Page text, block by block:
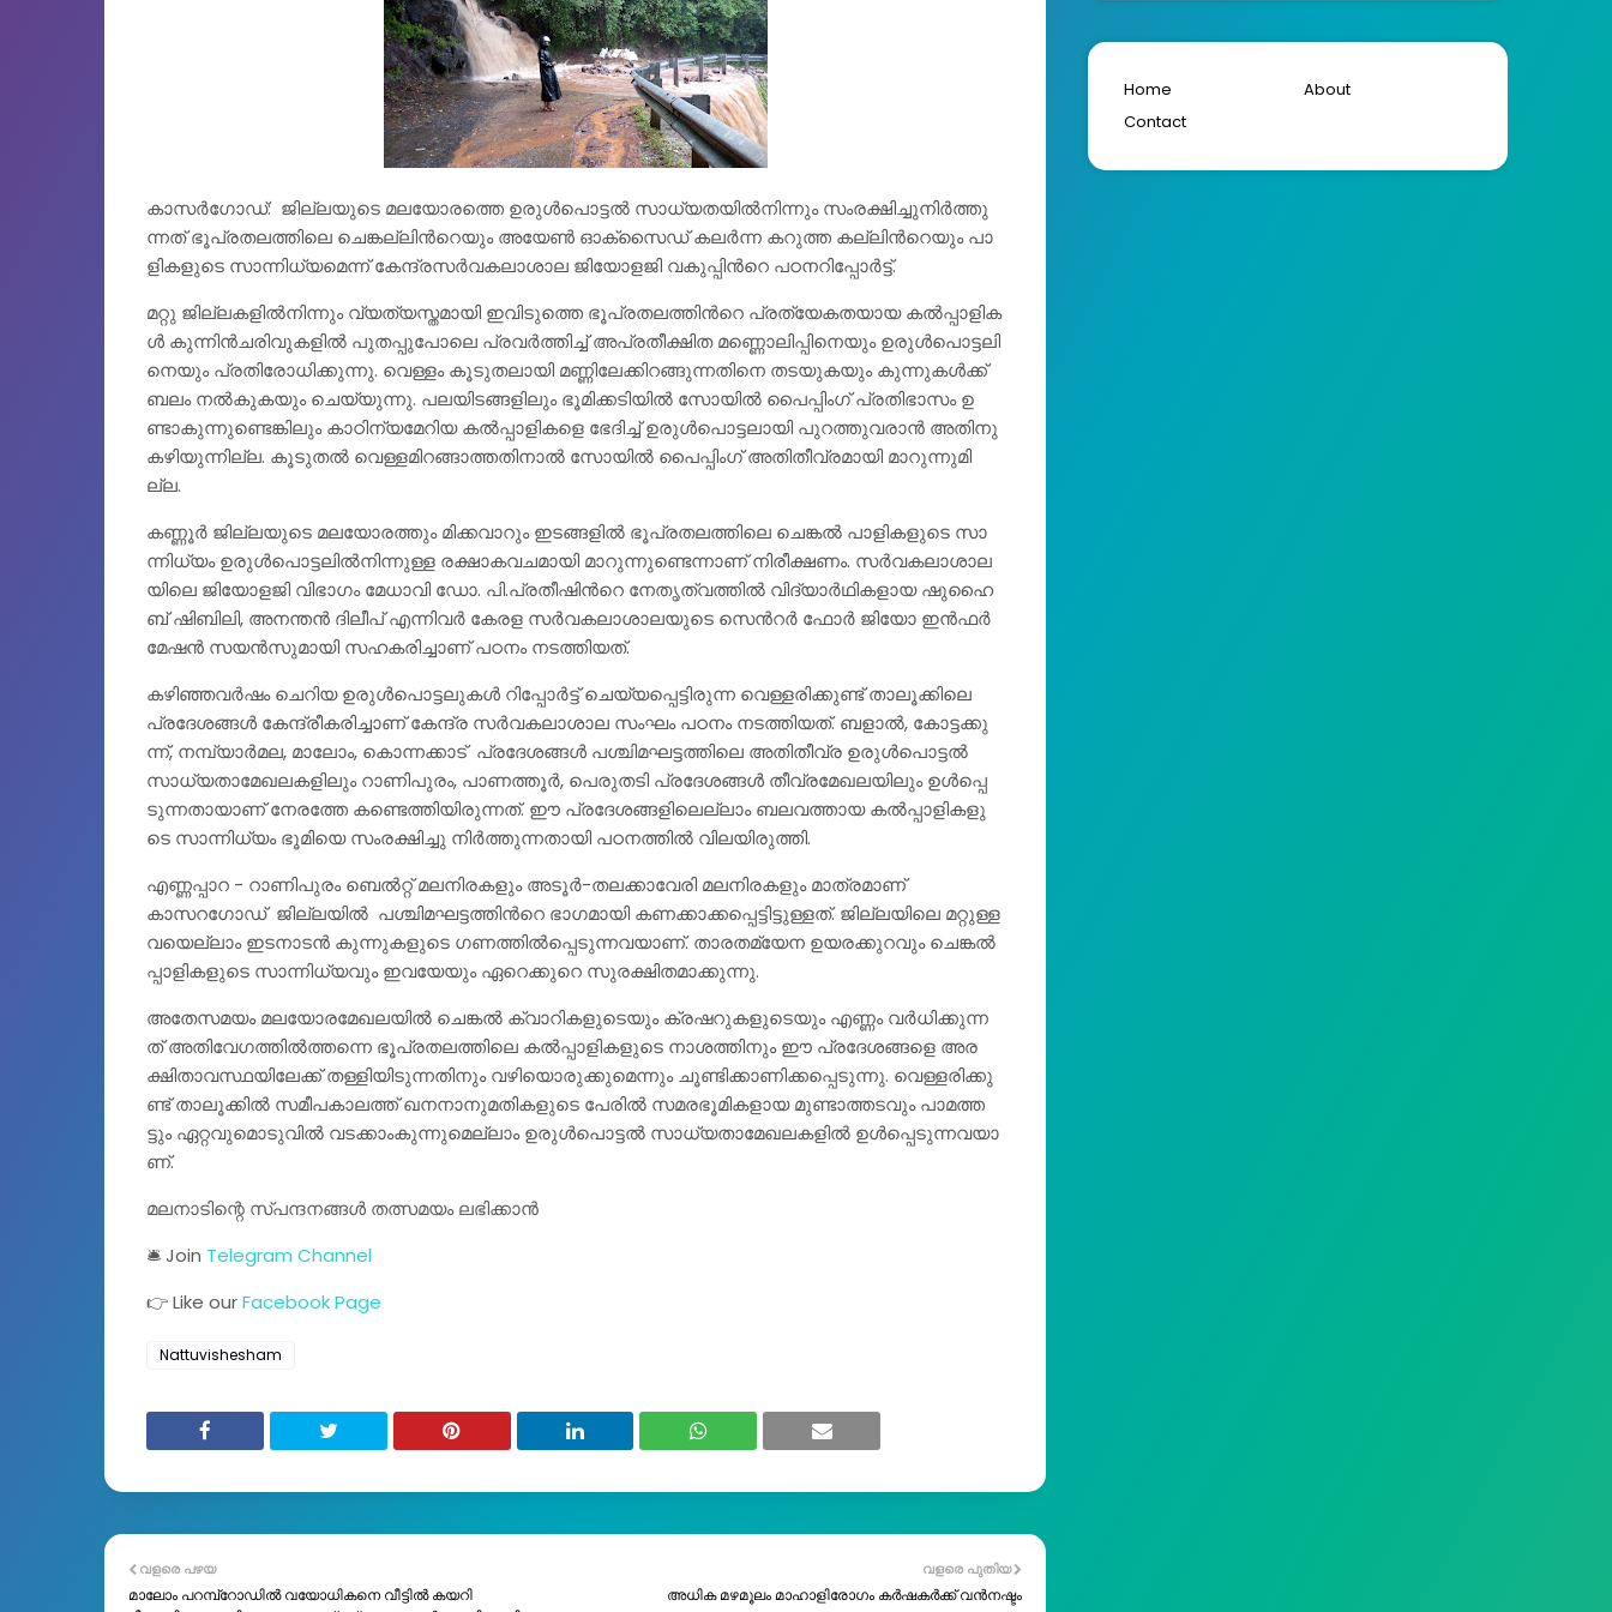
കാസർഗോഡ്: ജി​ല്ല​യു​ടെ മ​ല​യോ​ര​ത്തെ ഉ​രു​ള്‍​പൊ​ട്ട​ല്‍ സാ​ധ്യ​ത​യി​ല്‍​നി​ന്നും സം​ര​ക്ഷി​ച്ചു​നി​ര്‍​ത്തു​
ന്ന​ത് ഭൂ​പ്ര​ത​ല​ത്തി​ലെ ചെ​ങ്ക​ല്ലി​ന്‍റെ​യും അ​യേ​ണ്‍ ഓ​ക്‌​സൈ​ഡ് ക​ല​ര്‍​ന്ന ക​റു​ത്ത ക​ല്ലി​ന്‍റെ​യും പാ​
ളി​ക​ളു​ടെ സാ​ന്നി​ധ്യ​മെ​ന്ന് കേ​ന്ദ്ര​സ​ര്‍​വ​ക​ലാ​ശാ​ല ജി​യോ​ള​ജി വ​കു​പ്പി​ന്‍റെ പ​ഠ​ന​റി​പ്പോ​ര്‍​ട്ട്.
മ​റ്റു ജി​ല്ല​ക​ളി​ല്‍​നി​ന്നും വ്യ​ത്യ​സ്ത​മാ​യി ഇ​വി​ടു​ത്തെ ഭൂ​പ്ര​ത​ല​ത്തി​ന്‍റെ പ്ര​ത്യേ​ക​ത​യാ​യ ക​ല്‍​പ്പാ​ളി​ക​
ള്‍ കു​ന്നി​ന്‍​ച​രി​വു​ക​ളി​ല്‍ പു​ത​പ്പു​പോ​ലെ പ്ര​വ​ര്‍​ത്തി​ച്ച് അ​പ്ര​തീ​ക്ഷി​ത മ​ണ്ണൊ​ലി​പ്പി​നെ​യും ഉ​രു​ള്‍​പൊ​ട്ട​ലി​
നെ​യും പ്ര​തി​രോ​ധി​ക്കു​ന്നു. വെ​ള്ളം കൂ​ടു​ത​ലാ​യി മ​ണ്ണി​ലേ​ക്കി​റ​ങ്ങു​ന്ന​തി​നെ ത​ട​യു​ക​യും കു​ന്നു​ക​ള്‍​ക്ക്
ബ​ലം ന​ല്‍​കു​ക​യും ചെ​യ്യു​ന്നു. പ​ല​യി​ട​ങ്ങ​ളി​ലും ഭൂ​മി​ക്ക​ടി​യി​ല്‍ സോ​യി​ല്‍ പൈ​പ്പിം​ഗ് പ്ര​തി​ഭാ​സം ഉ​
ണ്ടാ​കു​ന്നു​ണ്ടെ​ങ്കി​ലും കാ​ഠി​ന്യ​മേ​റി​യ ക​ല്‍​പ്പാ​ളി​ക​ളെ ഭേ​ദി​ച്ച് ഉ​രു​ള്‍​പൊ​ട്ട​ലാ​യി പു​റ​ത്തു​വ​രാ​ന്‍ അ​തി​നു
ക​ഴി​യു​ന്നി​ല്ല. കൂടു​ത​ല്‍ വെ​ള്ള​മി​റ​ങ്ങാ​ത്ത​തി​നാ​ല്‍ സോ​യി​ല്‍ പൈ​പ്പിം​ഗ് അ​തി​തീ​വ്ര​മാ​യി മാ​റു​ന്നു​മി​
ല്ല.
ക​ണ്ണൂ​ര്‍ ജി​ല്ല​യു​ടെ മ​ല​യോ​ര​ത്തും മി​ക്ക​വാ​റും ഇ​ട​ങ്ങ​ളി​ല്‍ ഭൂ​പ്ര​ത​ല​ത്തി​ലെ ചെ​ങ്ക​ല്‍ പാ​ളി​ക​ളു​ടെ സാ​
ന്നി​ധ്യം ഉ​രു​ള്‍​പൊ​ട്ട​ലി​ല്‍​നി​ന്നു​ള്ള ര​ക്ഷാ​ക​വ​ച​മാ​യി മാ​റു​ന്നു​ണ്ടെ​ന്നാ​ണ് നി​രീ​ക്ഷ​ണം. സ​ര്‍​വ​ക​ലാ​ശാ​ല​
യി​ലെ ജി​യോ​ള​ജി വി​ഭാ​ഗം മേ​ധാ​വി ഡോ. ​പി.​പ്ര​തീ​ഷി​ന്‍റെ നേ​തൃ​ത്വ​ത്തി​ല്‍ വി​ദ്യാ​ര്‍​ഥി​ക​ളാ​യ ഷു​ഹൈ​
ബ് ഷി​ബി​ലി, അ​ന​ന്ത​ന്‍ ദി​ലീ​പ് എ​ന്നി​വ​ര്‍ കേ​ര​ള സ​ര്‍​വ​ക​ലാ​ശാ​ല​യു​ടെ സെ​ന്‍റ​ര്‍ ഫോ​ര്‍ ജി​യോ ഇ​ന്‍​ഫ​ര്‍​
മേ​ഷ​ന്‍ സ​യ​ന്‍​സു​മാ​യി സ​ഹ​ക​രി​ച്ചാ​ണ് പ​ഠ​നം ന​ട​ത്തി​യ​ത്.
ക​ഴി​ഞ്ഞ​വ​ര്‍​ഷം ചെ​റി​യ ഉ​രു​ള്‍​പൊ​ട്ട​ലു​ക​ള്‍ റി​പ്പോ​ര്‍​ട്ട് ചെ​യ്യ​പ്പെ​ട്ടി​രു​ന്ന വെ​ള്ള​രി​ക്കു​ണ്ട് താ​ലൂ​ക്കി​ലെ
പ്ര​ദേ​ശ​ങ്ങ​ള്‍ കേ​ന്ദ്രീ​ക​രി​ച്ചാ​ണ് കേ​ന്ദ്ര സ​ര്‍​വ​ക​ലാ​ശാ​ല സം​ഘം പ​ഠ​നം ന​ട​ത്തി​യ​ത്. ബ​ളാ​ല്‍, കോ​ട്ട​ക്കു​
ന്ന്, ന​മ്പ്യാ​ര്‍​മ​ല, മാലോം, കൊന്നക്കാട് പ്ര​ദേ​ശ​ങ്ങ​ള്‍ പ​ശ്ചി​മ​ഘ​ട്ട​ത്തി​ലെ അ​തി​തീ​വ്ര ഉ​രു​ള്‍​പൊ​ട്ട​ല്‍
സാ​ധ്യ​താ​മേ​ഖ​ല​ക​ളി​ലും റാ​ണി​പു​രം, പാ​ണ​ത്തൂ​ര്‍, പെ​രു​ത​ടി പ്ര​ദേ​ശ​ങ്ങ​ള്‍ തീ​വ്ര​മേ​ഖ​ല​യി​ലും ഉ​ള്‍​പ്പെ​
ടു​ന്ന​താ​യാ​ണ് നേ​ര​ത്തേ ക​ണ്ടെ​ത്തി​യി​രു​ന്ന​ത്. ഈ ​പ്ര​ദേ​ശ​ങ്ങ​ളി​ലെ​ല്ലാം ബ​ല​വ​ത്താ​യ ക​ല്‍​പ്പാ​ളി​ക​ളു​
ടെ സാ​ന്നി​ധ്യം ഭൂ​മി​യെ സം​ര​ക്ഷി​ച്ചു നി​ര്‍​ത്തു​ന്ന​താ​യി പ​ഠ​ന​ത്തി​ല്‍ വി​ല​യി​രു​ത്തി.
എ​ണ്ണ​പ്പാ​റ -​ റാ​ണി​പു​രം ബെൽറ്റ്‌ മ​ല​നി​ര​ക​ളും അ​ടൂ​ര്‍-​ത​ല​ക്കാ​വേ​രി മ​ല​നി​ര​ക​ളും മാ​ത്ര​മാ​ണ്
കാസറഗോഡ് ജി​ല്ല​യി​ല്‍ പ​ശ്ചി​മ​ഘ​ട്ട​ത്തി​ന്‍റെ ഭാ​ഗ​മാ​യി ക​ണ​ക്കാ​ക്ക​പ്പെ​ട്ടി​ട്ടു​ള്ള​ത്. ജില്ലയിലെ മ​റ്റു​ള്ള​
വ​യെ​ല്ലാം ഇ​ട​നാ​ട​ന്‍ കു​ന്നു​ക​ളു​ടെ ഗ​ണ​ത്തി​ല്‍​പ്പെ​ടു​ന്ന​വ​യാ​ണ്. താ​ര​ത​മ്യേ​ന ഉ​യ​ര​ക്കു​റ​വും ചെ​ങ്ക​ല്‍​
പ്പാ​ളി​ക​ളു​ടെ സാ​ന്നി​ധ്യ​വും ഇ​വ​യേ​യും ഏ​റെ​ക്കു​റെ സു​ര​ക്ഷി​ത​മാ​ക്കു​ന്നു.
അ​തേ​സ​മ​യം മ​ല​യോ​ര​മേ​ഖ​ല​യി​ല്‍ ചെ​ങ്ക​ല്‍ ക്വാ​റി​ക​ളു​ടെ​യും ക്ര​ഷ​റു​ക​ളു​ടെ​യും എ​ണ്ണം വ​ര്‍​ധി​ക്കു​ന്ന​
ത് അ​തി​വേ​ഗ​ത്തി​ല്‍​ത്ത​ന്നെ ഭൂ​പ്ര​ത​ല​ത്തി​ലെ ക​ല്‍​പ്പാ​ളി​ക​ളു​ടെ നാ​ശ​ത്തി​നും ഈ ​പ്ര​ദേ​ശ​ങ്ങ​ളെ അ​ര​
ക്ഷി​താ​വ​സ്ഥ​യി​ലേ​ക്ക് ത​ള്ളി​യി​ടു​ന്നതി​നും വ​ഴി​യൊ​രു​ക്കു​മെ​ന്നും ചൂ​ണ്ടി​ക്കാ​ണി​ക്ക​പ്പെ​ടു​ന്നു. വെ​ള്ള​രി​ക്കു​
ണ്ട് താ​ലൂ​ക്കി​ല്‍ സ​മീ​പ​കാ​ല​ത്ത് ഖ​ന​നാ​നു​മ​തി​ക​ളു​ടെ പേ​രി​ല്‍ സ​മ​ര​ഭൂ​മി​ക​ളാ​യ മു​ണ്ടാ​ത്ത​ട​വും പാ​മ​ത്ത​
ട്ടും ഏ​റ്റ​വു​മൊ​ടു​വി​ല്‍ വ​ട​ക്കാം​കു​ന്നു​മെ​ല്ലാം ഉ​രു​ള്‍​പൊ​ട്ട​ല്‍ സാ​ധ്യ​താ​മേ​ഖ​ല​ക​ളി​ല്‍ ഉ​ള്‍​പ്പെ​ടു​ന്ന​വ​യാ​
ണ്.
മലനാടിന്റെ സ്പന്ദനങ്ങൾ തത്സമയം ലഭിക്കാൻ
🛎️ Join Telegram Channel
👉 Like ourFacebook Page
Nattuvishesham
വളരെ പുതിയ
അധിക മഴമൂലം മാഹാളിരോഗം കർഷകർക്ക് വൻനഷ്ടം
വളരെ പഴയ
മാലോം പറമ്പ്റോഡിൽ വയോധികനെ വീട്ടിൽ കയറി
Home
About
Contact